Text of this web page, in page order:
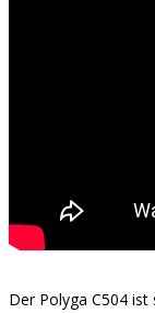
Der Polyga C504